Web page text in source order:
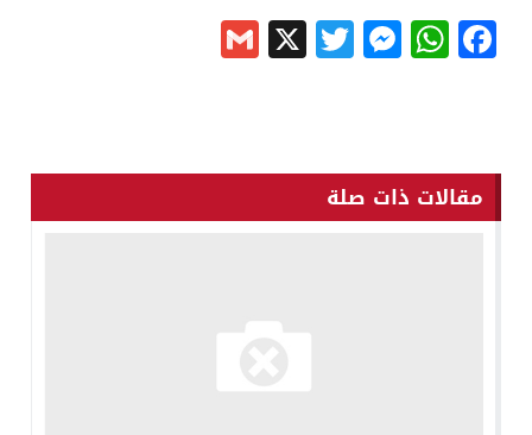
Facebook
WhatsApp
Messenger
Twitter
X
مقالات ذات صلة